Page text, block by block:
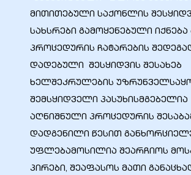
მითითებული საქონლის
სახსრები გამოყენებული იქნება
პროცედურის ჩატარების
დადებული შესყიდვის შესახებ
ხელშეკრულების
შემსყიდველი პასუხისმგებელია
აღნიშნული პროცედურის
დადგენილი წესით
უფლებამოსილია შეარჩიოს
პირები, შეაფასოს მათი